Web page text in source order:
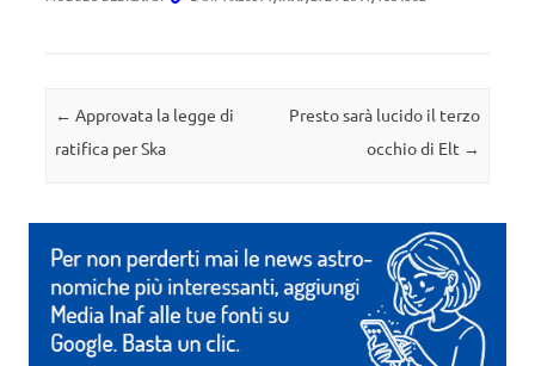
Navigazione articolo
← Approvata la legge di
ratifica per Ska
Presto sarà lucido il terzo
occhio di Elt →